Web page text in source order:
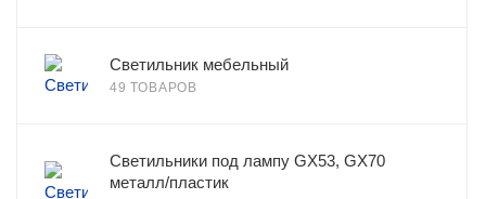
Светильник мебельный
49 ТОВАРОВ
Светильники под лампу GX53, GX70
металл/пластик